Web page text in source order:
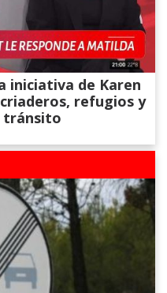
iniciativa de Karen
refugios y
tránsito